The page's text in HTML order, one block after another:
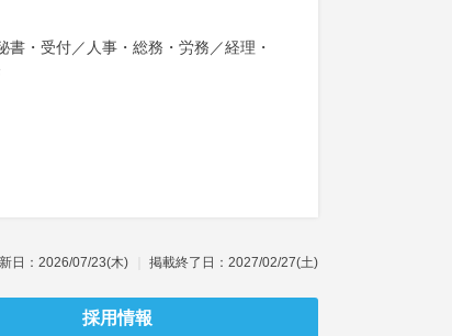
書・受付／ 人事・総務・労務 ／経理・
日：2026/07/23(木) 掲載終了日：2027/02/27(土)
採用情報